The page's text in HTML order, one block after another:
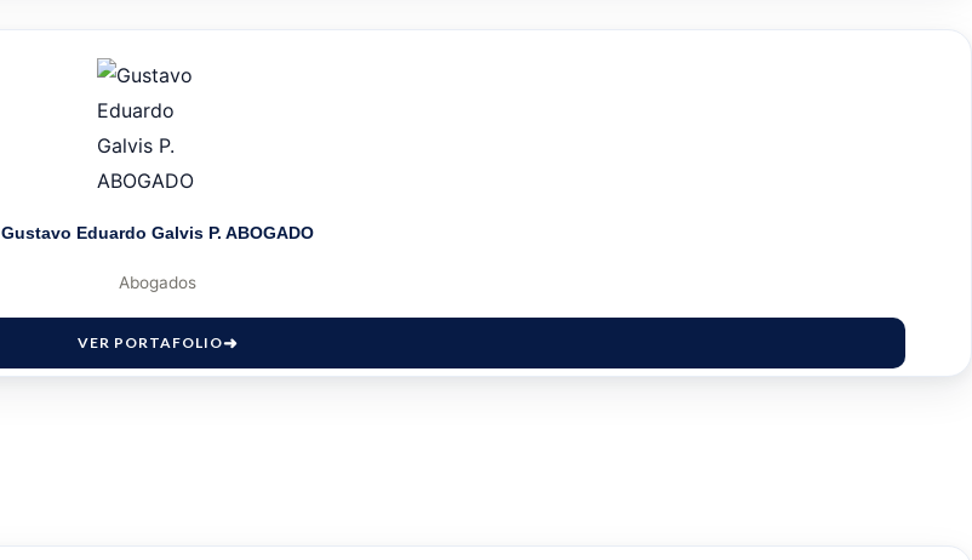
Gustavo Eduardo Galvis P. ABOGADO
Abogados
VER PORTAFOLIO